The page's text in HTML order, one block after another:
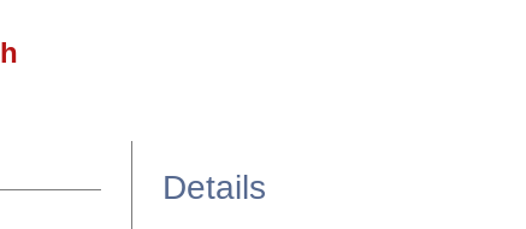
Details